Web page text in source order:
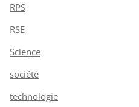
RPS
RSE
Science
société
technologie